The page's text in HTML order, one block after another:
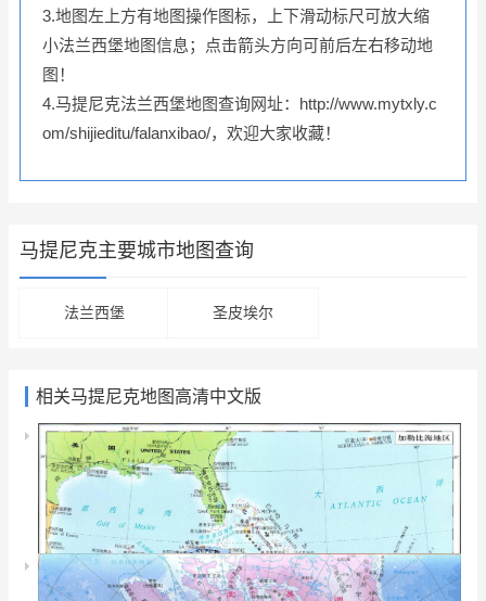
3.地图左上方有地图操作图标，上下滑动标尺可放大缩
小法兰西堡地图信息；点击箭头方向可前后左右移动地
图！
4.马提尼克法兰西堡地图查询网址：http://www.mytxly.c
om/shijieditu/falanxibao/，欢迎大家收藏！
马提尼克主要城市地图查询
法兰西堡 圣皮埃尔
相关马提尼克地图高清中文版